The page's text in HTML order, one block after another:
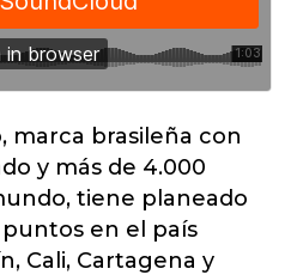
marca brasileña con
y más de 4.000
tiene planeado
en el país
Cali, Cartagena y